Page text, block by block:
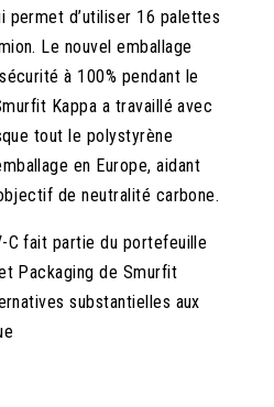
permet d’utiliser 16 palettes
Le nouvel emballage
à 100% pendant le
Kappa a travaillé avec
tout le polystyrène
en Europe, aidant
de neutralité carbone.
C fait partie du portefeuille
Packaging de Smurfit
substantielles aux